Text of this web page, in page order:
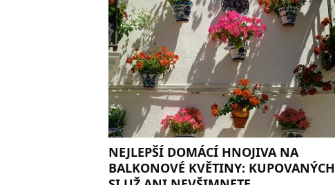
NEJLEPŠÍ DOMÁCÍ HNOJIVA NA
BALKONOVÉ KVĚTINY: KUPOVANÝCH